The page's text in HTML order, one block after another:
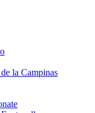
la Campinas